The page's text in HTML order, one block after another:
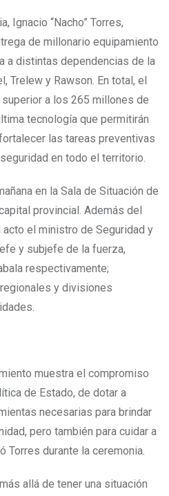
Ignacio “Nacho” Torres,
de millonario equipamiento
a distintas dependencias de la
Trelew y Rawson. En total, el
a los 265 millones de
tecnología que permitirán
las tareas preventivas
en todo el territorio.
en la Sala de Situación de
provincial. Además del
el ministro de Seguridad y
y subjefe de la fuerza,
respectivamente;
y divisiones
muestra el compromiso
de Estado, de dotar a
necesarias para brindar
pero también para cuidar a
Torres durante la ceremonia.
allá de tener una situación